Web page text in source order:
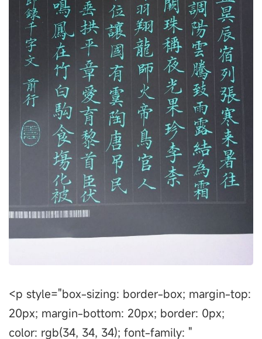
<p style="box-sizing: border-box; margin-top:
20px; margin-bottom: 20px; border: 0px;
color: rgb(34, 34, 34); font-family: "